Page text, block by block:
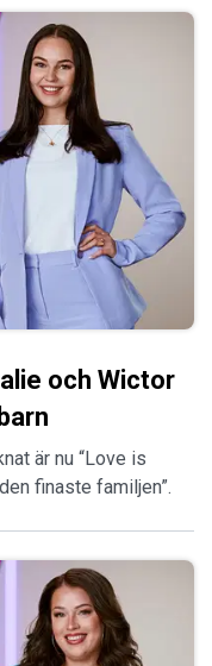
och Wictor
är nu “Love is
finaste familjen”.